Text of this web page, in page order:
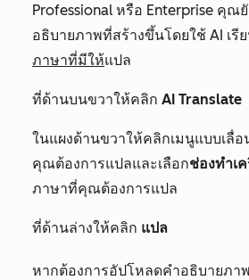
Professional หรือ Enterprise คุณยั
อธิบายภาพที่สร้างขึ้นโดยใช้ AI เรี
ภาษาที่มีให้แปล
ที่ด้านบนขวาให้คลิก AI Translate
ในแผงด้านขวาให้คลิกเมนูแบบเลื่อ
คุณต้องการแปลและเลือกช่องทำเ
ภาษาที่คุณต้องการแปล
ที่ด้านล่างให้คลิก แปล
หากต้องการอัปโหลดคำอธิบายภา